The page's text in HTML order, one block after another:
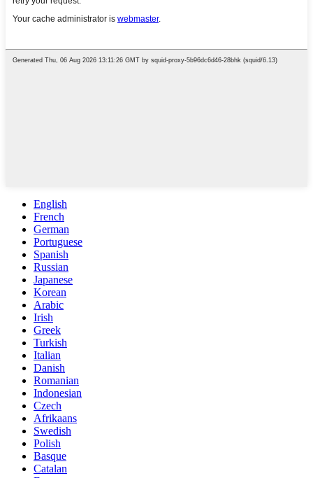
English
French
German
Portuguese
Spanish
Russian
Japanese
Korean
Arabic
Irish
Greek
Turkish
Italian
Danish
Romanian
Indonesian
Czech
Afrikaans
Swedish
Polish
Basque
Catalan